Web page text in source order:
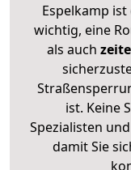
Espelkamp ist
wichtig, eine
als auch
ist. Keine
Spezialisten
damit Sie